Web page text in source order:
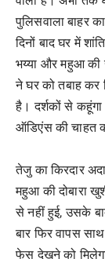
पुलिसवाला बाहर
दिनों बाद घर में
भय्या और महुआ की
ने घर को तबाह कर
है। दर्शकों से कहूंगा
ऑडिएंस की चाहत
तेजु का किरदार
महुआ की दोबारा
से नहीं हुई, उसके
बार फिर वापस
फेस देखने को